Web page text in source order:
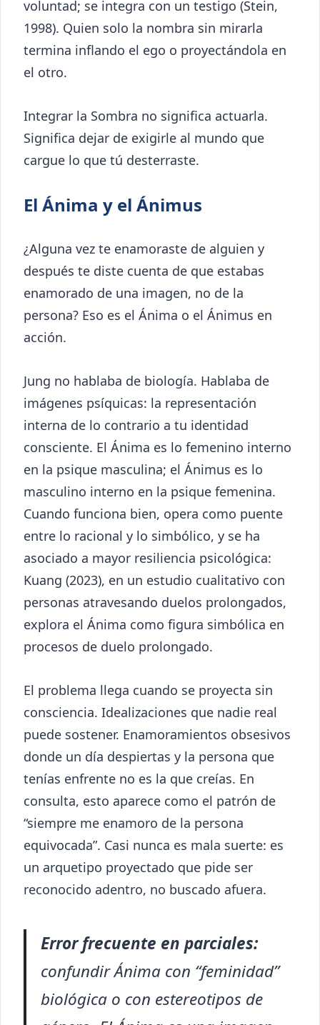
voluntad; se integra con un testigo (Stein,
1998). Quien solo la nombra sin mirarla
termina inflando el ego o proyectándola en
el otro.
Integrar la Sombra no significa actuarla.
Significa dejar de exigirle al mundo que
cargue lo que tú desterraste.
El Ánima y el Ánimus
¿Alguna vez te enamoraste de alguien y
después te diste cuenta de que estabas
enamorado de una imagen, no de la
persona? Eso es el Ánima o el Ánimus en
acción.
Jung no hablaba de biología. Hablaba de
imágenes psíquicas: la representación
interna de lo contrario a tu identidad
consciente. El Ánima es lo femenino interno
en la psique masculina; el Ánimus es lo
masculino interno en la psique femenina.
Cuando funciona bien, opera como puente
entre lo racional y lo simbólico, y se ha
asociado a mayor resiliencia psicológica:
Kuang (2023), en un estudio cualitativo con
personas atravesando duelos prolongados,
explora el Ánima como figura simbólica en
procesos de duelo prolongado.
El problema llega cuando se proyecta sin
consciencia. Idealizaciones que nadie real
puede sostener. Enamoramientos obsesivos
donde un día despiertas y la persona que
tenías enfrente no es la que creías. En
consulta, esto aparece como el patrón de
“siempre me enamoro de la persona
equivocada”. Casi nunca es mala suerte: es
un arquetipo proyectado que pide ser
reconocido adentro, no buscado afuera.
Error frecuente en parciales:
confundir Ánima con “feminidad”
biológica o con estereotipos de